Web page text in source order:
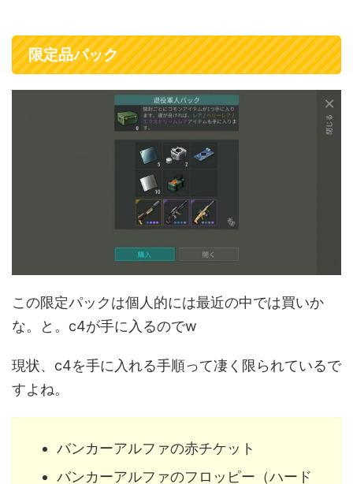
限定品パック
この限定パックは個人的には最近の中では買いか
な。と。c4が手に入るのでw
現状、c4を手に入れる手順って凄く限られているで
すよね。
バンカーアルファの赤チケット
バンカーアルファのフロッピー（ハード